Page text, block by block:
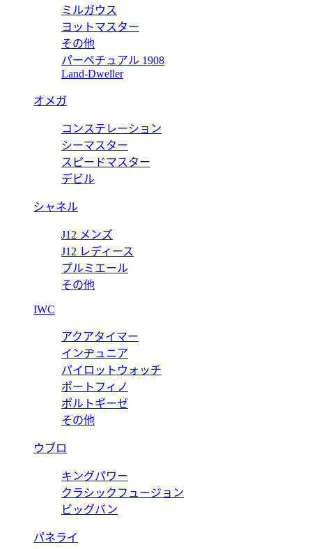
コピー プロフェッショナル200 ソーラーグラフ
コピー プロフェッショナル300 キャリバー5
ミルガウス
ヨットマスター
その他
パーペチュアル 1908
Land-Dweller
オメガ
コンステレーション
シーマスター
スピードマスター
デビル
シャネル
J12 メンズ
J12 レディース
プルミエール
その他
IWC
アクアタイマー
インヂュニア
パイロットウォッチ
ポートフィノ
ポルトギーゼ
その他
ウブロ
キングパワー
クラシックフュージョン
ビッグバン
パネライ